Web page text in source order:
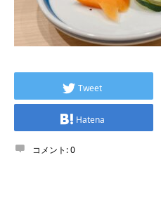
Tweet
Hatena
コメント:0